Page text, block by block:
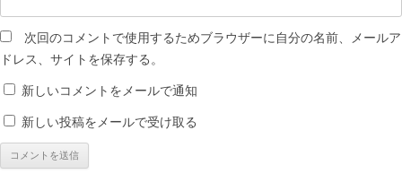
次回のコメントで使用するためブラウザーに自分の名前、メールア
ドレス、サイトを保存する。
新しいコメントをメールで通知
新しい投稿をメールで受け取る